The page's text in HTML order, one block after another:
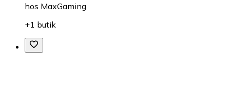
hos MaxGaming
+1 butik